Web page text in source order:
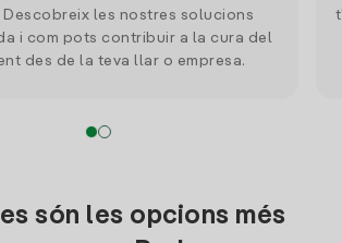
les nostres solucions
i com pots contribuir a la cura del
des de la teva llar o empresa.
són les opcions més